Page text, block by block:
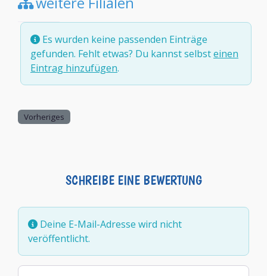
Es wurden keine passenden Einträge
gefunden. Fehlt etwas? Du kannst selbsteinen
Eintrag hinzufügen.
Vorheriges
SCHREIBE EINE BEWERTUNG
Deine E-Mail-Adresse wird nicht
veröffentlicht.